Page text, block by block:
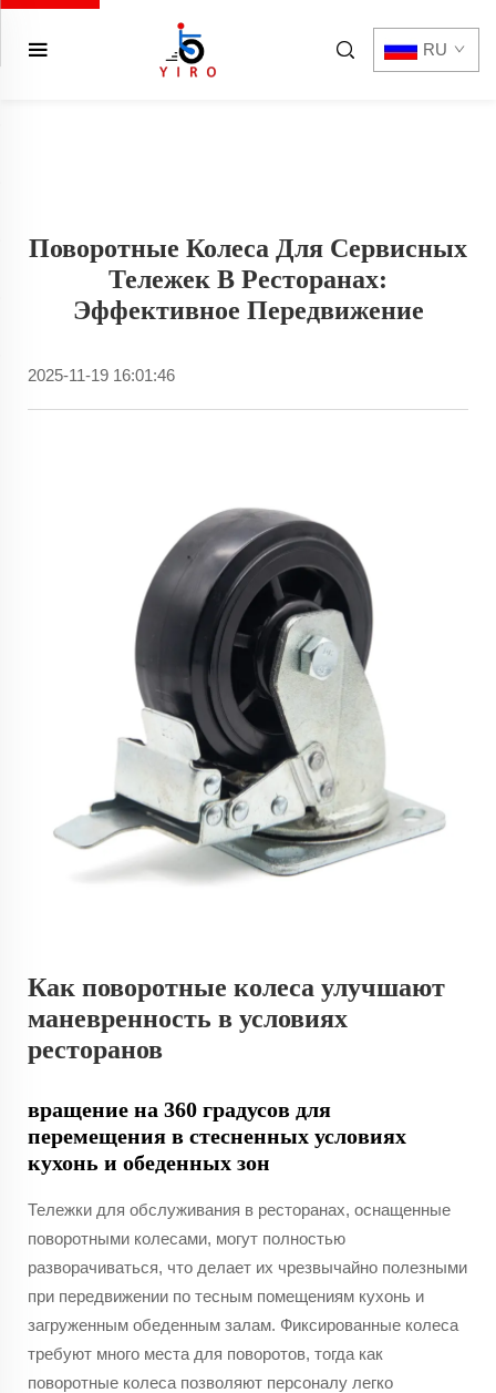
RU
Поворотные Колеса Для Сервисных
Тележек В Ресторанах:
Эффективное Передвижение
2025-11-19 16:01:46
Как поворотные колеса улучшают
маневренность в условиях
ресторанов
вращение на 360 градусов для
перемещения в стесненных условиях
кухонь и обеденных зон
Тележки для обслуживания в ресторанах, оснащенные
поворотными колесами, могут полностью
разворачиваться, что делает их чрезвычайно полезными
при передвижении по тесным помещениям кухонь и
загруженным обеденным залам. Фиксированные колеса
требуют много места для поворотов, тогда как
поворотные колеса позволяют персоналу легко